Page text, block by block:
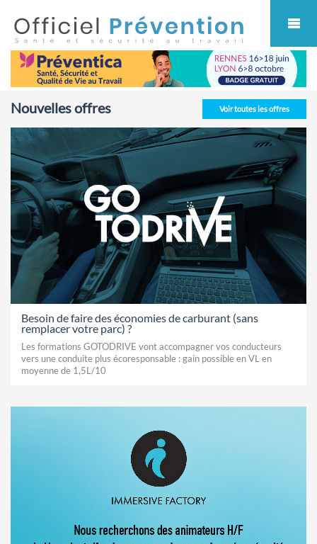
Voir toutes les offres
Nouvelles offres
Besoin de faire des économies de carburant (sans
remplacer votre parc) ?
Les formations GOTODRIVE vont accompagner vos conducteurs
vers une conduite plus écoresponsable : gain possible en VL en
moyenne de 1,5L/10